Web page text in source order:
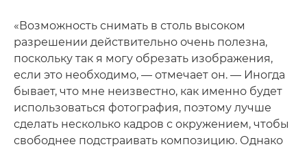
«Возможность снимать в столь высоком
разрешении действительно очень полезна,
поскольку так я могу обрезать изображения,
если это необходимо, — отмечает он. — Иногда
бывает, что мне неизвестно, как именно будет
использоваться фотография, поэтому лучше
сделать несколько кадров с окружением, чтобы
свободнее подстраивать композицию. Однако